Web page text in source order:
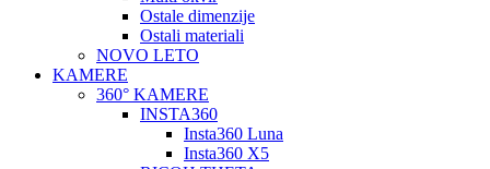
Ostale dimenzije
Ostali materiali
NOVO LETO
KAMERE
360° KAMERE
INSTA360
Insta360 Luna
Insta360 X5